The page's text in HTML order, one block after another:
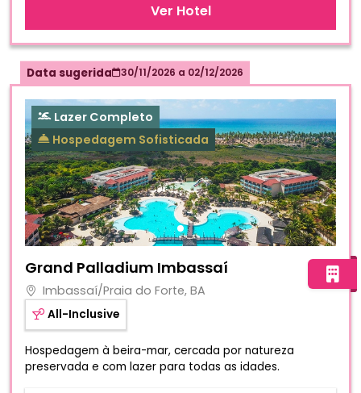
Ver Hotel
Data sugerida 30/11/2026 a 02/12/2026
Lazer Completo
Hospedagem Sofisticada
Grand Palladium Imbassaí
Imbassaí/Praia do Forte, BA
All-Inclusive
Hospedagem à beira-mar, cercada por natureza
preservada e com lazer para todas as idades.